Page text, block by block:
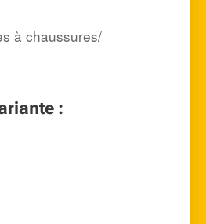
à chaussures/
: